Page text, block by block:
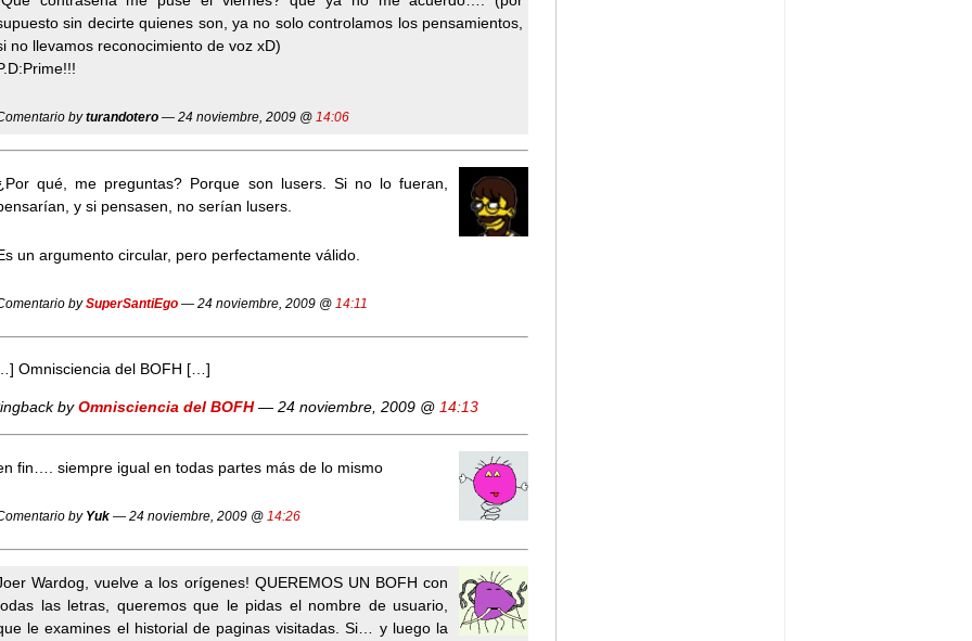
sin decirte quienes son, ya no solo controlamos los pensamientos,
no llevamos reconocimiento de voz xD)
byturandotero — 24 noviembre, 2009 @ 14:06
qué, me preguntas? Porque son lusers. Si no lo fueran,
y si pensasen, no serían lusers.
un argumento circular, pero perfectamente válido.
bySuperSantiEgo — 24 noviembre, 2009 @ 14:11
Omnisciencia del BOFH […]
byOmnisciencia del BOFH— 24 noviembre, 2009 @ 14:13
fin…. siempre igual en todas partes más de lo mismo
by Yuk — 24 noviembre, 2009 @ 14:26
Wardog, vuelve a los orígenes! QUEREMOS UN BOFH con
las letras, queremos que le pidas el nombre de usuario,
le examines el historial de paginas visitadas. Si… y luego la